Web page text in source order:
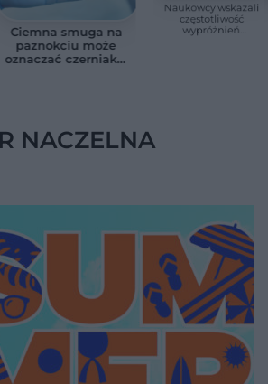
Ciemna smuga na
paznokciu może
oznaczać czerniaka.
Naukowcy wskazali
częstotliwość
wypróżnień
NACZELNA